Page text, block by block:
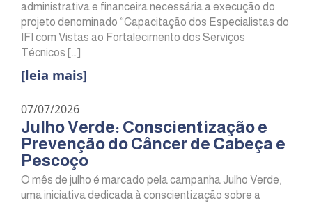
administrativa e financeira necessária a execução do
projeto denominado “Capacitação dos Especialistas do
IFI com Vistas ao Fortalecimento dos Serviços
Técnicos […]
[leia mais]
07/07/2026
Julho Verde: Conscientização e
Prevenção do Câncer de Cabeça e
Pescoço
O mês de julho é marcado pela campanha Julho Verde,
uma iniciativa dedicada à conscientização sobre a